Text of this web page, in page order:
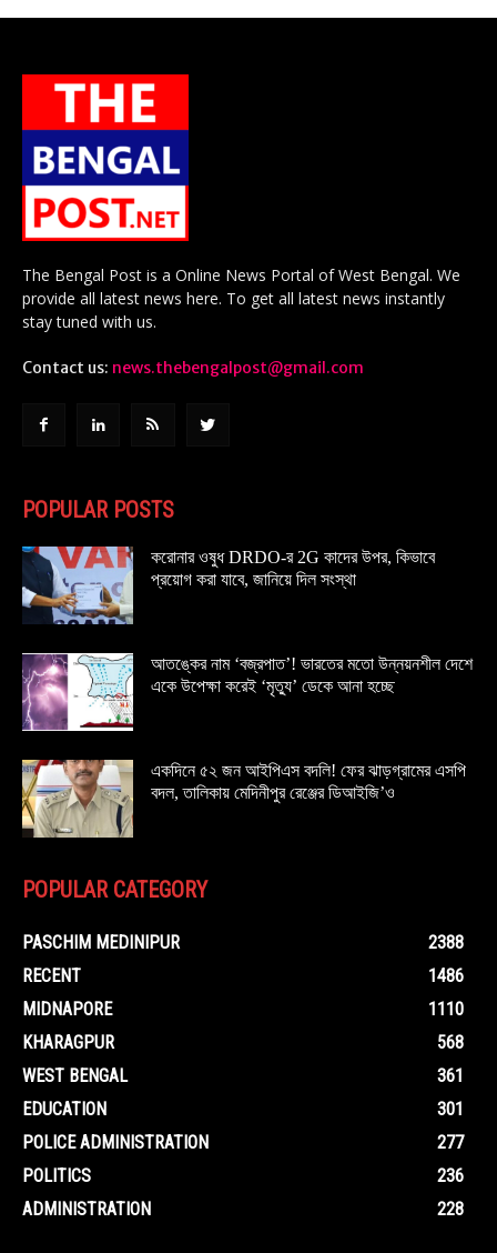
The Bengal Post is a Online News Portal of West Bengal. We
provide all latest news here. To get all latest news instantly
stay tuned with us.
Contact us: news.thebengalpost@gmail.com
POPULAR POSTS
করোনার ওষুধ DRDO-র 2G কাদের উপর, কিভাবে
প্রয়োগ করা যাবে, জানিয়ে দিল সংস্থা
আতঙ্কের নাম ‘বজ্রপাত’! ভারতের মতো উন্নয়নশীল দেশে
একে উপেক্ষা করেই ‘মৃত্যু’ ডেকে আনা হচ্ছে
একদিনে ৫২ জন আইপিএস বদলি! ফের ঝাড়গ্রামের এসপি
বদল, তালিকায় মেদিনীপুর রেঞ্জের ডিআইজি’ও
POPULAR CATEGORY
PASCHIM MEDINIPUR
2388
RECENT
1486
MIDNAPORE
1110
KHARAGPUR
568
WEST BENGAL
361
EDUCATION
301
POLICE ADMINISTRATION
277
POLITICS
236
ADMINISTRATION
228